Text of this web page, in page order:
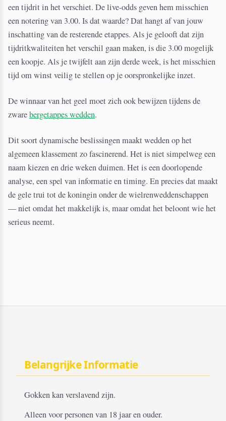
een tijdrit in het verschiet. De live-odds geven hem misschien
een notering van 3.00. Is dat waarde? Dat hangt af van jouw
inschatting van de resterende etappes. Als je gelooft dat zijn
tijdritkwaliteiten het verschil gaan maken, is die 3.00 mogelijk
een koopje. Als je twijfelt aan zijn derde week, is het misschien
tijd om winst veilig te stellen op je oorspronkelijke inzet.
De winnaar van het geel moet zich ook bewijzen tijdens de
zwarebergetappes wedden.
Dit soort dynamische beslissingen maakt wedden op het
algemeen klassement zo fascinerend. Het is niet simpelweg een
naam kiezen en drie weken duimen. Het is een doorlopende
analyse, een spel van informatie en timing. En precies dat maakt
de gele trui tot de koningin onder de wielrenweddenschappen
— niet omdat het makkelijk is, maar omdat het beloont wie het
serieus neemt.
Belangrijke Informatie
Gokken kan verslavend zijn.
Alleen voor personen van 18 jaar en ouder.